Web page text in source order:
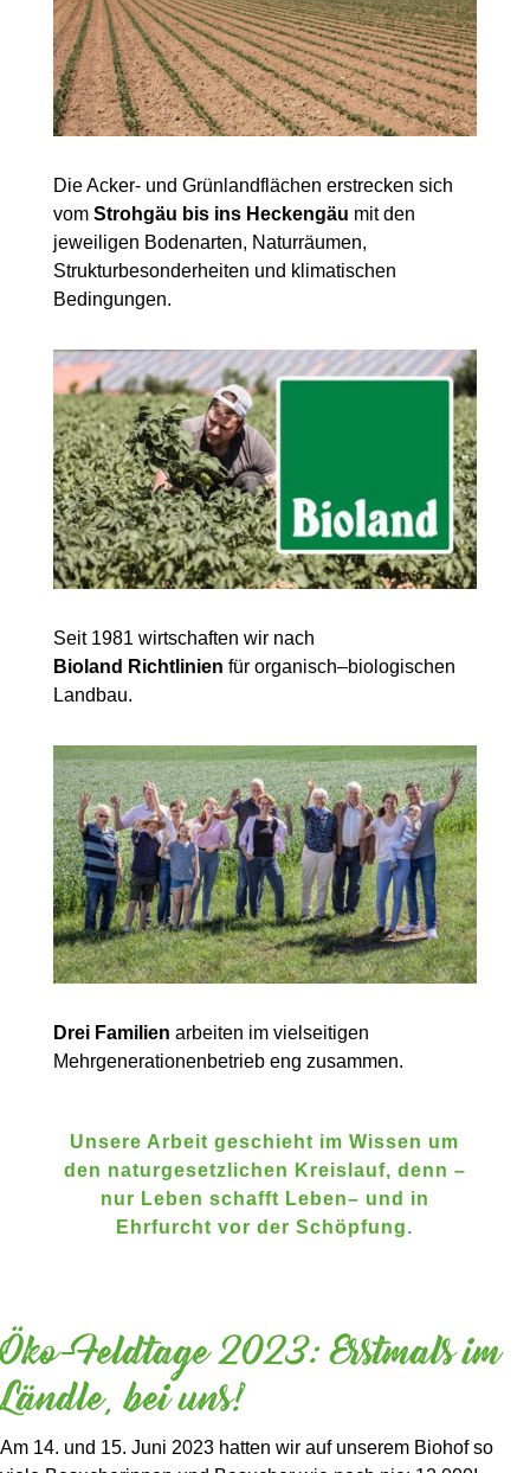
Die Acker- und Grünlandflächen erstrecken sich
vom Strohgäu bis ins Heckengäu mit den
jeweiligen Bodenarten, Naturräumen,
Strukturbesonderheiten und klimatischen
Bedingungen.
Seit 1981 wirtschaften wir nach
Bioland Richtlinien für organisch–biologischen
Landbau.
Drei Familien arbeiten im vielseitigen
Mehrgenerationenbetrieb eng zusammen.
Unsere Arbeit geschieht im Wissen um
den naturgesetzlichen Kreislauf, denn –
nur Leben schafft Leben– und in
Ehrfurcht vor der Schöpfung.
Öko-Feldtage 2023: Erstmals im
Ländle, bei uns!
Am 14. und 15. Juni 2023 hatten wir auf unserem Biohof so